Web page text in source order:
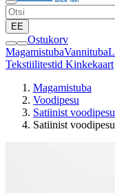
EE
Ostukorv
MagamistubaVannituba
Tekstiilitestid Kinkekaart
Magamistuba
Voodipesu
Satiinist voodipesu
Satiinist